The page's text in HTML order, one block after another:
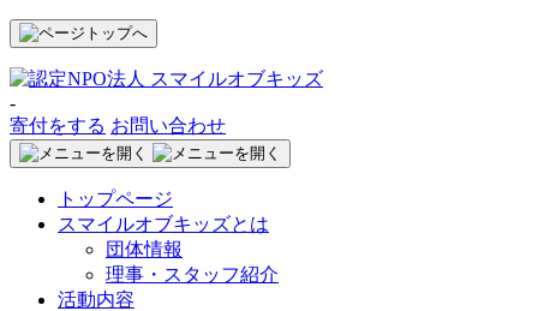
-
寄付をする お問い合わせ
トップページ
スマイルオブキッズとは
団体情報
理事・スタッフ紹介
活動内容